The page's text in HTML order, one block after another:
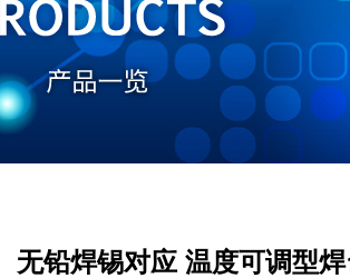
无铅焊锡对应 温度可调型